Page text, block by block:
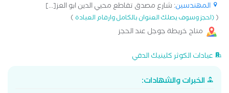
المهندسين: شارع مصدق تقاطع محيي الدين ابو العز[...]
((احجز وسوف يصلك العنوان بالكامل وارقام العيادة)
متاح خريطة جوجل عند الحجز
عيادات الكوثر كلينيك الدقي
الخبرات والشهادات: